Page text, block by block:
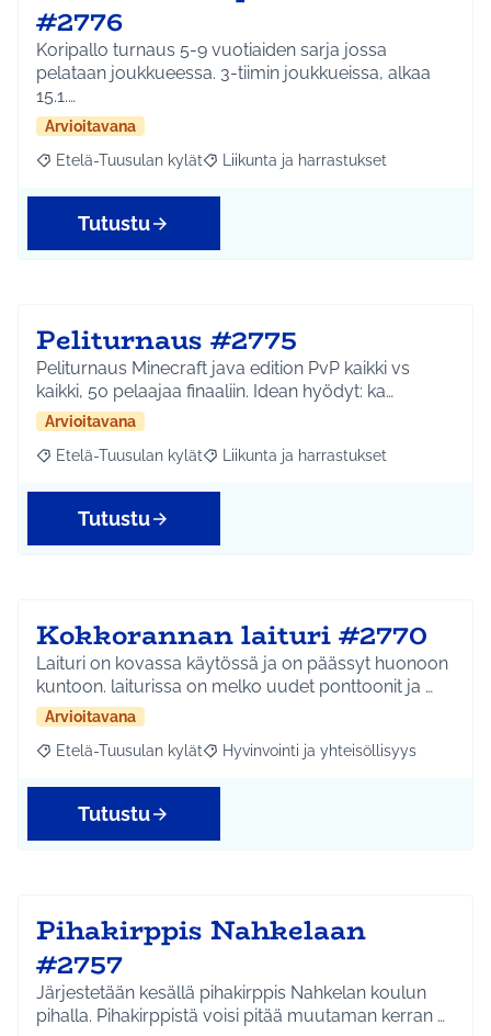
#2776
Koripallo turnaus 5-9 vuotiaiden sarja jossa
pelataan joukkueessa. 3-tiimin joukkueissa, alkaa
15.1.…
Arvioitavana
Rajaa tulokset aihepiirin mukaan: Etelä-Tuusulan kylät
Etelä-Tuusulan kylät Rajaa tulokset teeman mukaan:
Liikunta ja harrastukset
Tutustu
Peliturnaus #2775
Peliturnaus Minecraft java edition PvP kaikki vs
kaikki, 50 pelaajaa finaaliin. Idean hyödyt: ka…
Arvioitavana
Rajaa tulokset aihepiirin mukaan: Etelä-Tuusulan kylät
Etelä-Tuusulan kylät Rajaa tulokset teeman mukaan:
Liikunta ja harrastukset
Tutustu
Kokkorannan laituri #2770
Laituri on kovassa käytössä ja on päässyt huonoon
kuntoon. laiturissa on melko uudet ponttoonit ja …
Arvioitavana
Rajaa tulokset aihepiirin mukaan: Etelä-Tuusulan kylät
Etelä-Tuusulan kylät Rajaa tulokset teeman mukaan:
Hyvinvointi ja yhteisöllisyys
Tutustu
Pihakirppis Nahkelaan
#2757
Järjestetään kesällä pihakirppis Nahkelan koulun
pihalla. Pihakirppistä voisi pitää muutaman kerran …